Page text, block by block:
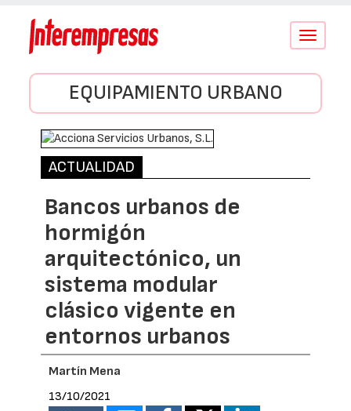
Conmutar
EQUIPAMIENTO URBANO
ACTUALIDAD
Bancos urbanos de
hormigón
arquitectónico, un
sistema modular
clásico vigente en
entornos urbanos
Martín Mena
13/10/2021